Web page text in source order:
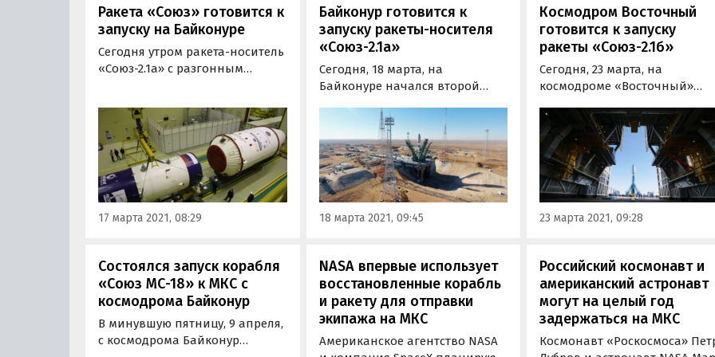
Ракета «Союз» готовится к
запуску на Байконуре
Сегодня утром ракета-носитель
«Союз-2.1а» с разгонным
была вывезена на стартовый
комплекс космодрома
«Байконур». Старт должен
состояться в субботу, 20 марта, в
первой половине дня.
17 марта 2021, 08:29
Байконур готовится к
запуску ракеты-носителя
«Союз-2.1а»
Сегодня, 18 марта, на
Байконуре начался второй
новой ракеты-носителя
«Союз-2.1а». Утром на
космодром прибыли
руководители заводов-
производителей космической
техники, а также
представители руководства
18 марта 2021, 09:45
Космодром Восточный
готовится к запуску
ракеты «Союз-2.1б»
Сегодня, 23 марта, на
космодроме «Восточный»
подготовки к запуску ракеты
космического назначения
«Союз-2.1б» по программе
второго стартового дня. Об
этом портал «Где и Что»
в пресс-службе Роскосмоса.
23 марта 2021, 09:28
Состоялся запуск корабля
«Союз МС-18» к МКС с
космодрома Байконур
В минувшую пятницу, 9 апреля,
с космодрома Байконур
NASA впервые использует
восстановленные корабль
и ракету для отправки
экипажа на МКС
Американское агентство NASA
Российский космонавт и
американский астронавт
могут на целый год
задержаться на МКС
Космонавт «Роскосмоса»